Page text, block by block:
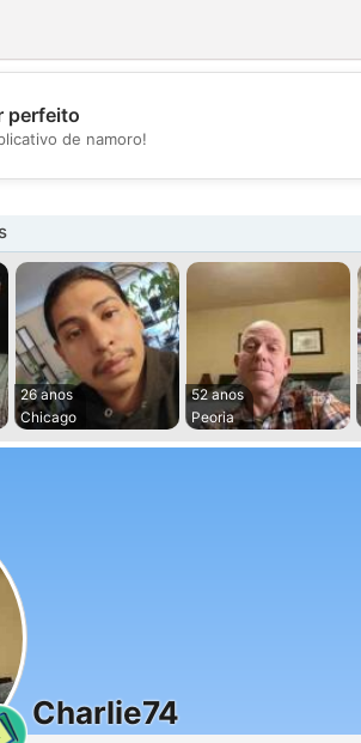
💕
perfeito
de namoro!
26 anos
Chicago
52 anos
Peoria
Charlie74